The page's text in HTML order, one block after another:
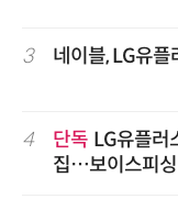
3 네이블, LG유
4 단독 LG유플러
집…보이스피싱